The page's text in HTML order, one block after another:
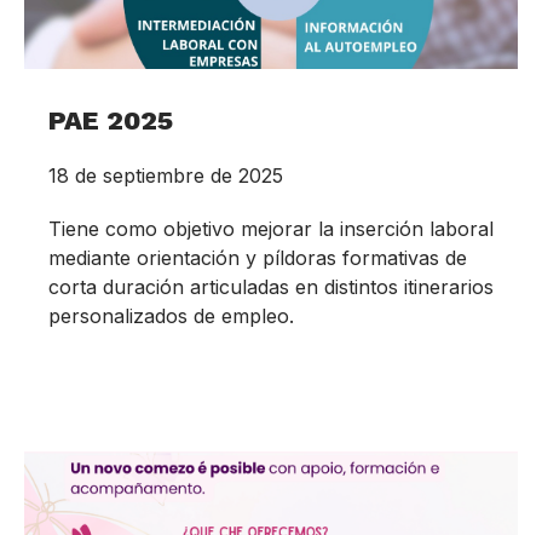
PAE 2025
18 de septiembre de 2025
Tiene como objetivo mejorar la inserción laboral
mediante orientación y píldoras formativas de
corta duración articuladas en distintos itinerarios
personalizados de empleo.